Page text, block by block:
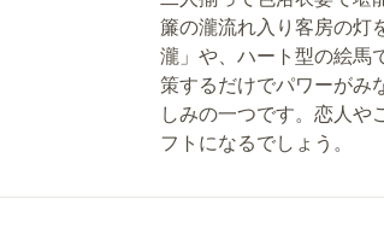
簾の瀧流れ入り客房の灯
瀧」や、ハート型の絵馬
策するだけでパワーがみ
しみの一つです。恋人や
フトになるでしょう。